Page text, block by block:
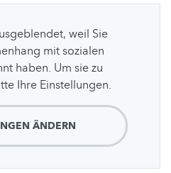
weil Sie
mit sozialen
haben. Um sie zu
Ihre Einstellungen.
ÄNDERN